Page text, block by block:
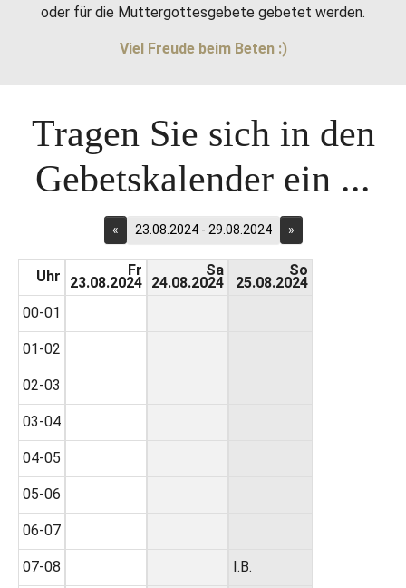
oder für die Muttergottesgebete gebetet werden.
Viel Freude beim Beten :)
Tragen Sie sich in den
Gebetskalender ein ...
« 23.08.2024 - 29.08.2024 »
Uhr
00-01
01-02
02-03
03-04
04-05
05-06
06-07
07-08
Fr
23.08.2024
Sa
24.08.2024
So
25.08.2024
I.B.